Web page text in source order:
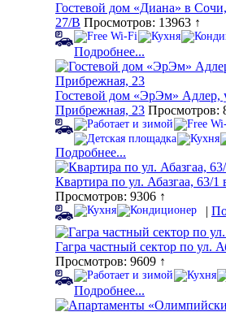
Гостевой дом «Диана» в
27/В Просмотров: 13963 ↑
Подробнее...
Гостевой дом «ЭрЭм» Адлер,
Прибрежная, 23 Просмотров:
Подробнее...
Квартира по ул. Абазгаа, 63/1
Просмотров: 9306 ↑
|
Гагра частный сектор по ул.
Просмотров: 9609 ↑
Подробнее...